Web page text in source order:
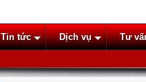
Tin tức Dịch vụ Tư